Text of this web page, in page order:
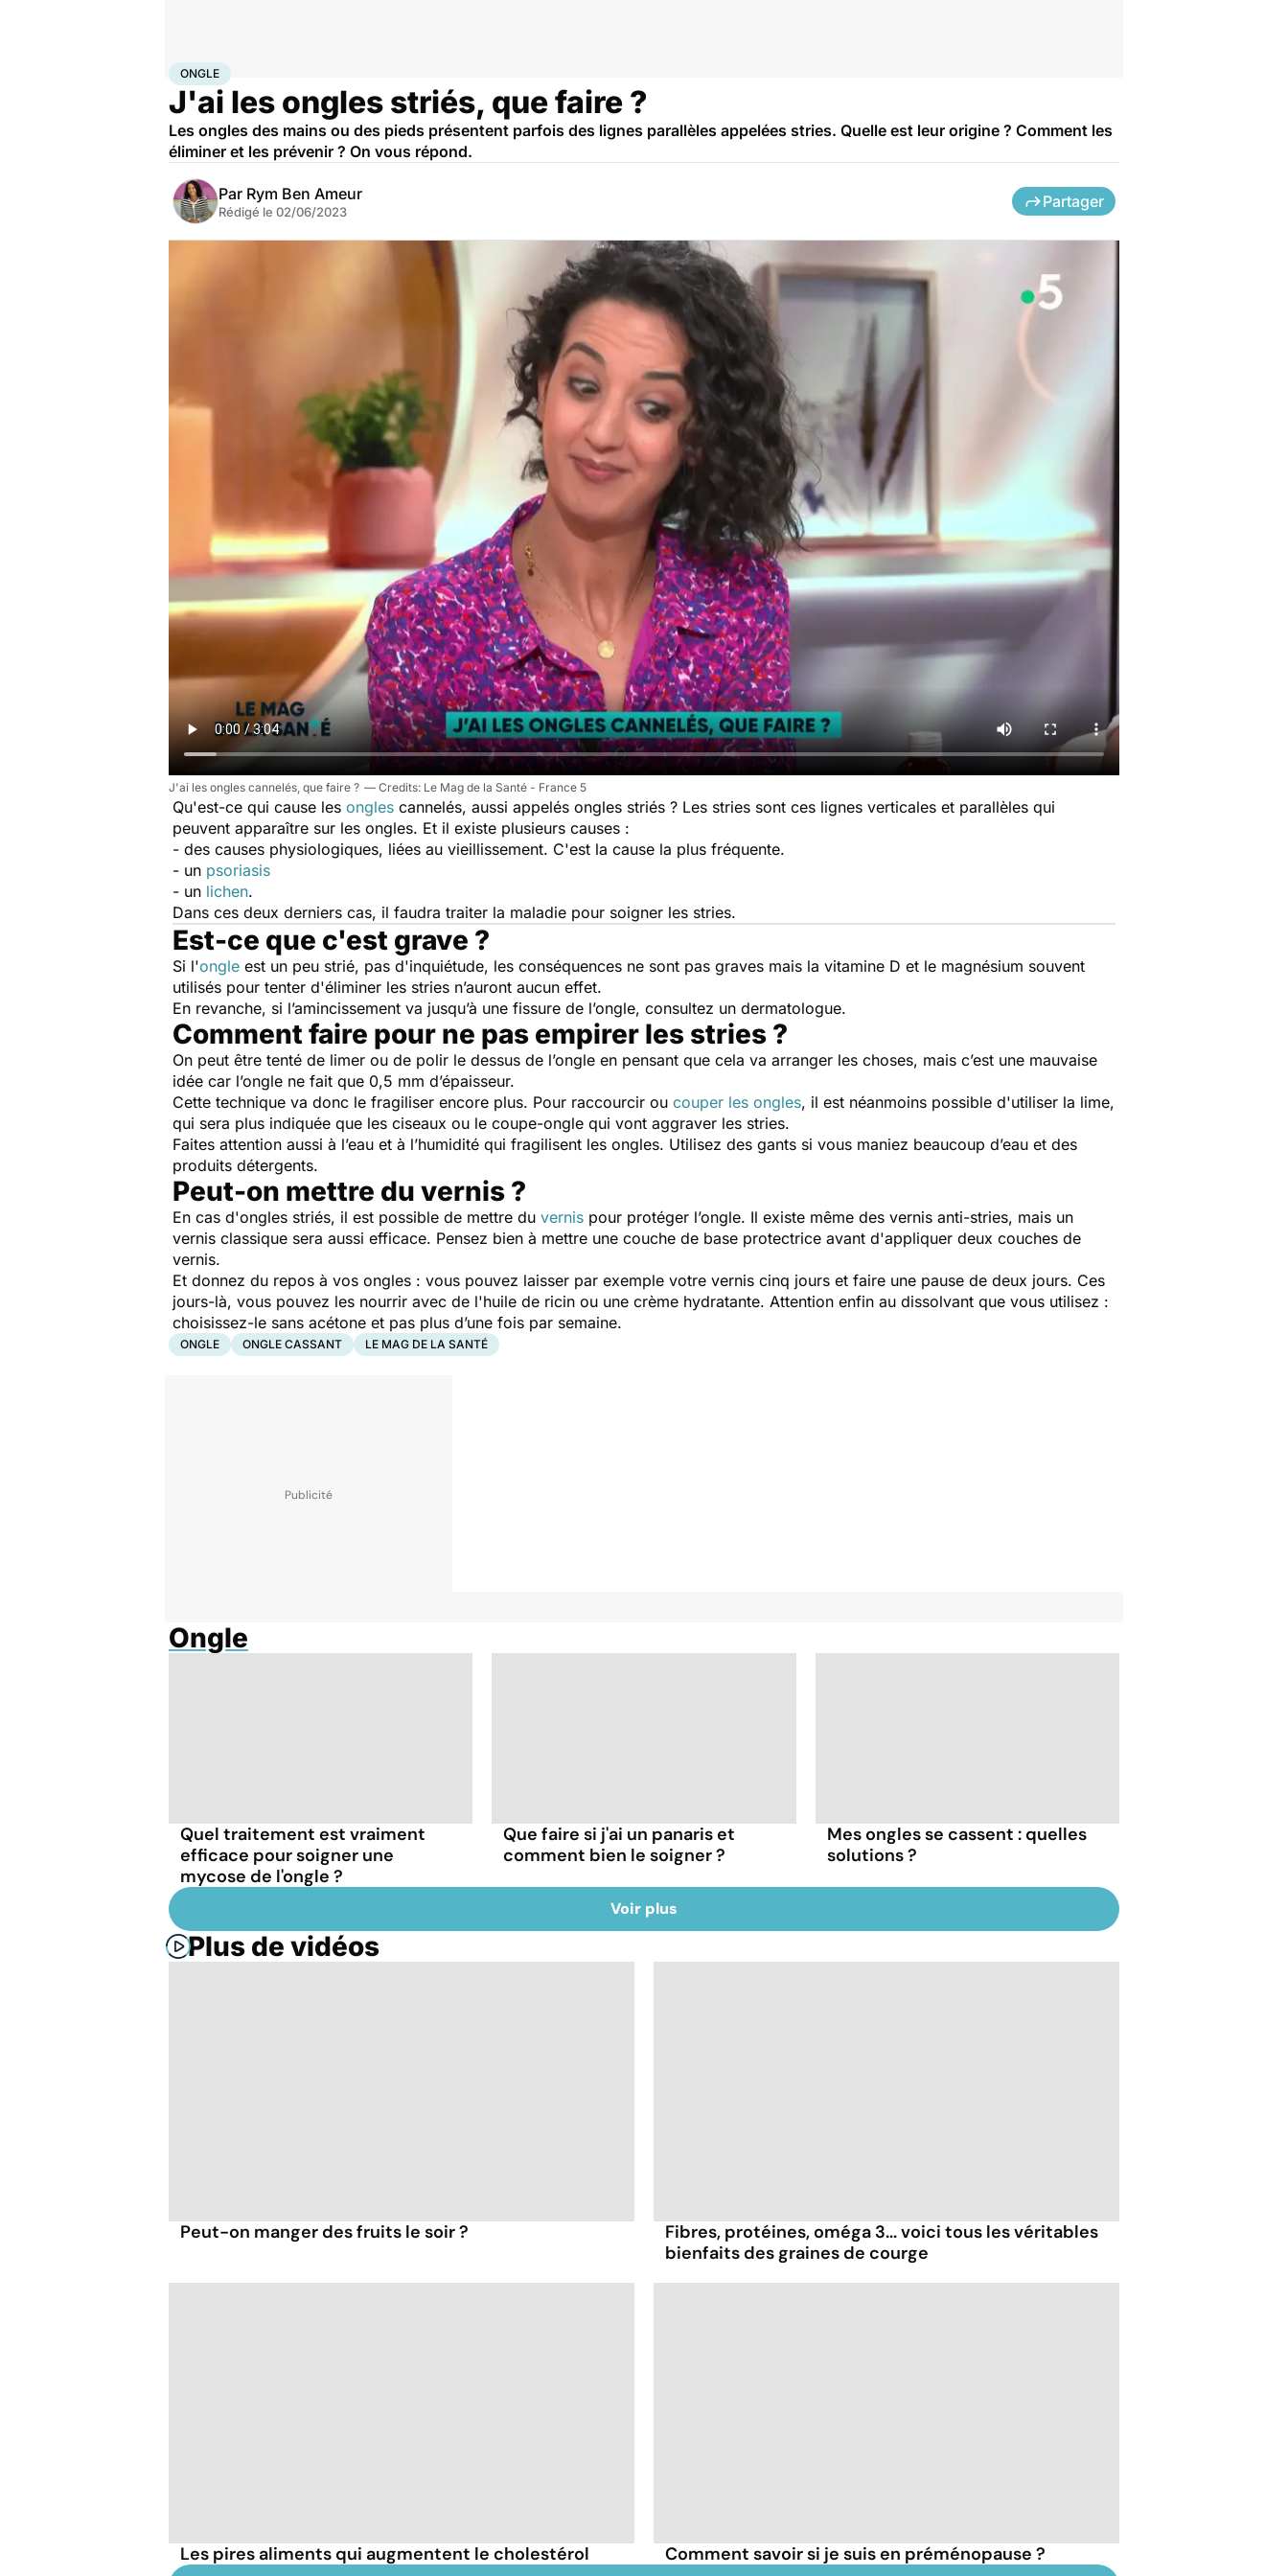
Accueil Santé
ONGLE
J'ai les ongles striés, que faire ?
Les ongles des mains ou des pieds présentent parfois des lignes parallèles appelées stries. Quelle est leur origine ? Comment les
éliminer et les prévenir ? On vous répond.
Par Rym Ben Ameur
Rédigé le 02/06/2023
Partager
J'ai les ongles cannelés, que faire ? Le Mag de la Santé - France 5
Qu'est-ce qui cause les ongles cannelés, aussi appelés ongles striés ? Les stries sont ces lignes verticales et parallèles qui
peuvent apparaître sur les ongles. Et il existe plusieurs causes :
- des causes physiologiques, liées au vieillissement. C'est la cause la plus fréquente.
- un psoriasis
- un lichen.
Dans ces deux derniers cas, il faudra traiter la maladie pour soigner les stries.
Est-ce que c'est grave ?
Si l'ongle est un peu strié, pas d'inquiétude, les conséquences ne sont pas graves mais la vitamine D et le magnésium souvent
utilisés pour tenter d'éliminer les stries n’auront aucun effet.
En revanche, si l’amincissement va jusqu’à une fissure de l’ongle, consultez un dermatologue.
Comment faire pour ne pas empirer les stries ?
On peut être tenté de limer ou de polir le dessus de l’ongle en pensant que cela va arranger les choses, mais c’est une mauvaise
idée car l’ongle ne fait que 0,5 mm d’épaisseur.
Cette technique va donc le fragiliser encore plus. Pour raccourcir ou couper les ongles, il est néanmoins possible d'utiliser la lime,
qui sera plus indiquée que les ciseaux ou le coupe-ongle qui vont aggraver les stries.
Faites attention aussi à l’eau et à l’humidité qui fragilisent les ongles. Utilisez des gants si vous maniez beaucoup d’eau et des
produits détergents.
Peut-on mettre du vernis ?
En cas d'ongles striés, il est possible de mettre du vernis pour protéger l’ongle. Il existe même des vernis anti-stries, mais un
vernis classique sera aussi efficace. Pensez bien à mettre une couche de base protectrice avant d'appliquer deux couches de
vernis.
Et donnez du repos à vos ongles : vous pouvez laisser par exemple votre vernis cinq jours et faire une pause de deux jours. Ces
jours-là, vous pouvez les nourrir avec de l'huile de ricin ou une crème hydratante. Attention enfin au dissolvant que vous utilisez :
choisissez-le sans acétone et pas plus d’une fois par semaine.
ONGLE ONGLE CASSANT LE MAG DE LA SANTÉ
Ongle
Quel traitement est vraiment
efficace pour soigner une
mycose de l'ongle ?
Que faire si j'ai un panaris et
comment bien le soigner ?
Mes ongles se cassent : quelles
solutions ?
Voir plus
Plus de vidéos
Peut-on manger des fruits le soir ?
Fibres, protéines, oméga 3... voici tous les véritables
bienfaits des graines de courge
Les pires aliments qui augmentent le cholestérol Comment savoir si je suis en préménopause ?